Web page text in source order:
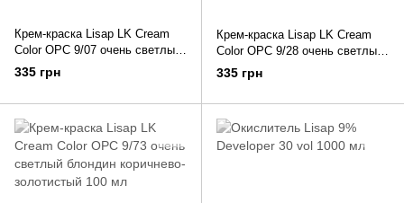
Крем-краска Lisap LK Cream
Color OPC 9/07 очень светлый
блондин бежевый100 мл
335 грн
Крем-краска Lisap LK Cream
Color OPC 9/28 очень светлый
блондин пепельно-фиолетовый
100 мл
335 грн